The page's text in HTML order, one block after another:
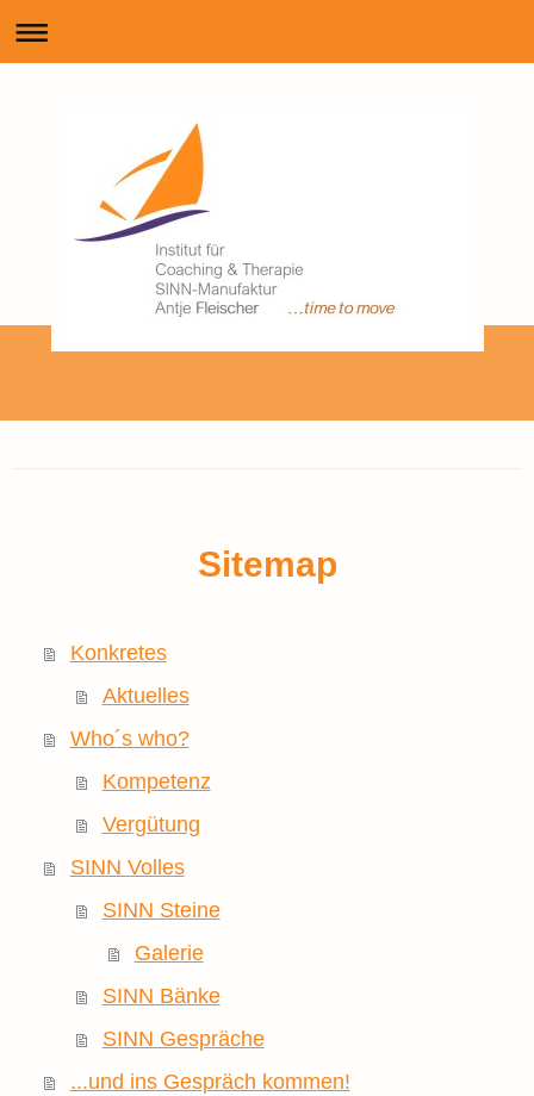
Sitemap
Konkretes
Aktuelles
Who´s who?
Kompetenz
Vergütung
SINN Volles
SINN Steine
Galerie
SINN Bänke
SINN Gespräche
...und ins Gespräch kommen!